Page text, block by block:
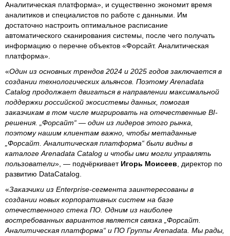
Аналитическая платформа», и существенно экономит время
аналитиков и специалистов по работе с данными. Им
достаточно настроить оптимальное расписание
автоматического сканирования системы, после чего получать
информацию о перечне объектов «Форсайт. Аналитическая
платформа».
«Один из основных трендов 2024 и 2025 годов заключается в
создании технологических альянсов. Поэтому Arenadata
Catalog продолжает двигаться в направлении максимальной
поддержки российской экосистемы данных, помогая
заказчикам в том числе мигрировать на отечественные BI-
решения. „Форсайт“ — один из лидеров этого рынка,
поэтому нашим клиентам важно, чтобы метаданные
„Форсайт. Аналитическая платформа“ были видны в
каталоге Arenadata Catalog и чтобы ими могли управлять
пользователи», — подчёркивает Игорь Моисеев , директор по
развитию DataCatalog.
«Заказчики из Enterprise-сегмента заинтересованы в
создании новых корпоративных систем на базе
отечественного стека ПО. Одним из наиболее
востребованных вариантов является связка „Форсайт.
Аналитическая платформа“ и ПО Группы Arenadata. Мы рады,